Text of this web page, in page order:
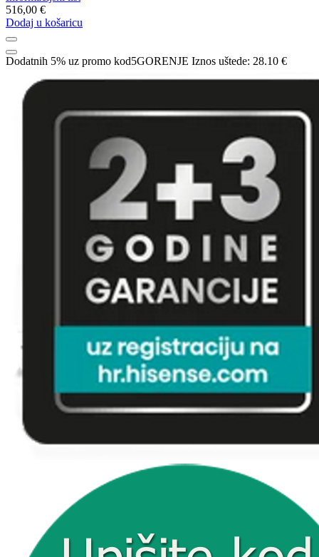
516,00 €
Dodaj u košaricu
Dodatnih 5% uz promo kod5GORENJE Iznos uštede: 28.10 €